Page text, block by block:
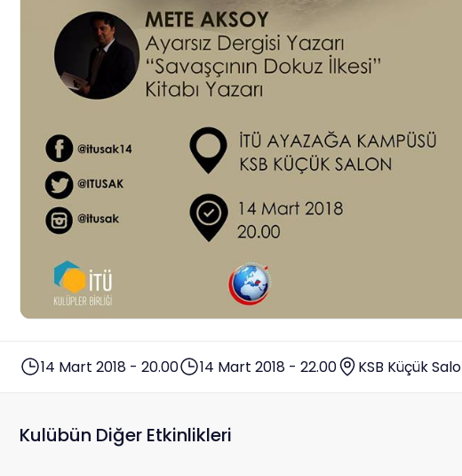
14 Mart 2018 - 20.00 14 Mart 2018 - 22.00 KSB Küçük
Kulübün Diğer Etkinlikleri